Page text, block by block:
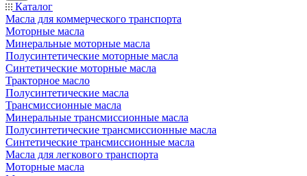
Каталог
Масла для коммерческого транспорта
Моторные масла
Минеральные моторные масла
Полусинтетические моторные масла
Синтетические моторные масла
Тракторное масло
Полусинтетические масла
Трансмиссионные масла
Минеральные трансмиссионные масла
Полусинтетические трансмиссионные масла
Синтетические трансмиссионные масла
Масла для легкового транспорта
Моторные масла